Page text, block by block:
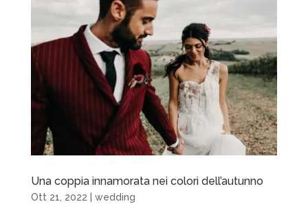
Una coppia innamorata nei colori dell’autunno
Ott 21, 2022 wedding